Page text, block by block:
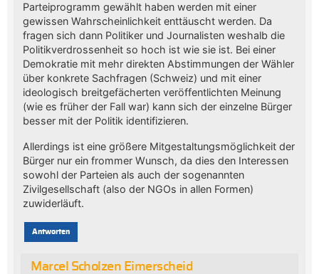
Parteiprogramm gewählt haben werden mit einer
gewissen Wahrscheinlichkeit enttäuscht werden. Da
fragen sich dann Politiker und Journalisten weshalb die
Politikverdrossenheit so hoch ist wie sie ist. Bei einer
Demokratie mit mehr direkten Abstimmungen der Wähler
über konkrete Sachfragen (Schweiz) und mit einer
ideologisch breitgefächerten veröffentlichten Meinung
(wie es früher der Fall war) kann sich der einzelne Bürger
besser mit der Politik identifizieren.
Allerdings ist eine größere Mitgestaltungsmöglichkeit der
Bürger nur ein frommer Wunsch, da dies den Interessen
sowohl der Parteien als auch der sogenannten
Zivilgesellschaft (also der NGOs in allen Formen)
zuwiderläuft.
Antworten
Marcel Scholzen Eimerscheid